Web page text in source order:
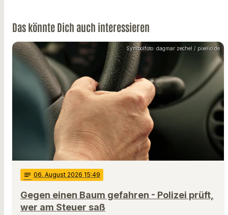
Das könnte Dich auch interessieren
Symbolfoto: dagmar zechel / pixelio.de
notes 06. August 2026 15:49
Gegen einen Baum gefahren - Polizei prüft,
wer am Steuer saß